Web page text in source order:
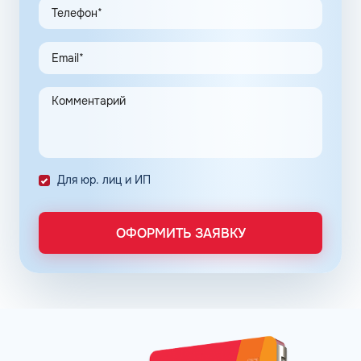
программы, привлекают предпринимателей.
Заправочные карты для ИП значительно упрощают
выполнение задач в области транспортной логистики.
Автоматизация процессов транспортной логистики
помогает упростить работу сотрудников, сократить
количество поставленных задач и трудозатрат на их
Снизить расходы на топливо помогает контроль
расходов, который осуществляется в упрощенном
Систематизация и сбор информации в одном месте о
расходах водителей на заправках поможет выявить
недобросовестных сотрудников. Использование средств
компании в собственных интересах легко выявить, если
компании требуют экономии и тщательного контроля
Для юр. лиц и ИП
ОФОРМИТЬ ЗАЯВКУ